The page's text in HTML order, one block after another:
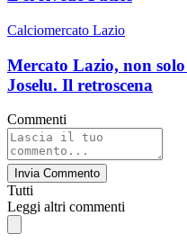
Calciomercato Lazio
Mercato Lazio, non
Joselu. Il retroscena
Commenti
Invia Commento
Tutti
Leggi altri commenti